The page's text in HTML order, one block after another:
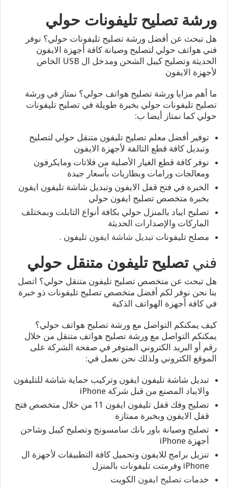
ورشة تصليح تليفونات حولي
هل تبحث عن أفضل ورشة تصليح تليفونات حولي؟ نوفر
فني هواتف حولي لتصليح وصيانة كافة أجهزة الايفون
الحديثة وتصليح كيبل الشحن ومدخل ال USB الخاص
لأجهزة الايفون
ما أهم مزايا ورشة تصليح هواتف حولي؟ نمتاز في ورشة
تصليح تليفونات حولي بخبرة طويلة في تصليح تليفونات
حولي كما نمتاز أيضا ب:
توفير أفضل معلم تصليح تليفون متنقل حولي لتصليح
وتبديل كافة قطع التالفة لأجهزة الايفون
نوفر كافة قطع الغيار الأصلية من فلاتات ومايكرفون
ومعالجات ورامات وبطاريات بأسعار جيدة
الخبرة في فتح قفل الايفون وتبديل شاشة تليفون ايفون
بخبرة متخصص تصليح ايفون حولي
تصليح ايباد بالمنزل حولي بكافة أنواع التابلت وبمختلف
الماركات والإصدارات الحديثة
مصلح تليفوناتتبديل شاشة ايفون تليفون .
فنيتصليح تليفون متنقل حولي
هل تبحث عن متخصص تصليح تليفون متنقل حولي؟ اتصل
بنا نحن نوفر لكم أفضل متخصص تصليح تليفونات ذو خبرة
في كافة أجهزة الهواتف الذكية
كيف يمكنكم التواصل مع ورشة تصليح هواتف حولي؟
يمكنكم التواصل مع ورشة تصليح هواتف متنقل من خلال
رقم أو البريد الكتروني المتوفر في صفحة الشركة على
الموقع الكتروني ولذلك نحن نعمل في:
تبديل شاشة تليفون ايفون وتركيب حماية شاشة للتليفون
والايباد المصنع من قبل شركة iPhone
تصليح وفك قفل تليفون ايفون 11 من خلال متخصص فتح
قفل الايفون وبخبرة ممتازة
تصليح وصيانة باور بانك سامسونج وتصليح كيبل وشاحن
أجهزة iPhone
تنزيل برامج للايفون وتحميل كافة التطبيقات لأجهزة ال
iPhone وفرمتت تليفونات بالمنزل
خدماتتصليح ايفون الكويت